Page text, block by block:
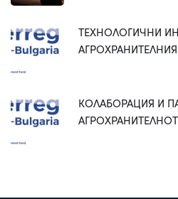
ТЕХНОЛОГИЧНИ
КОЛАБОРАЦИЯ И